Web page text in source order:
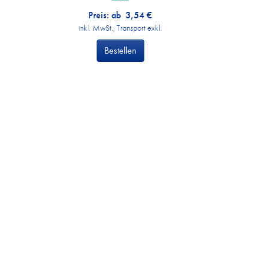
Preis: ab 3,54 €
inkl. MwSt., Transport exkl.
Bestellen